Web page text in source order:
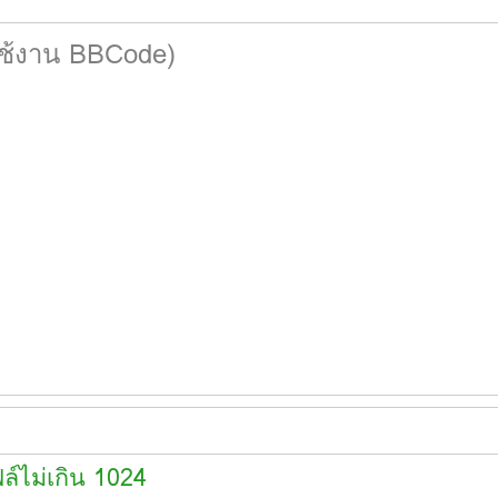
ม่เกิน 1024